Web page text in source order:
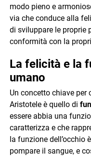
modo pieno e
via che conduce alla
di sviluppare le proprie
conformità con la
La felicità e la
umano
Un concetto chiave per
Aristotele è quello di
essere abbia una
caratterizza e che
la funzione dell’occhio
pompare il sangue, e